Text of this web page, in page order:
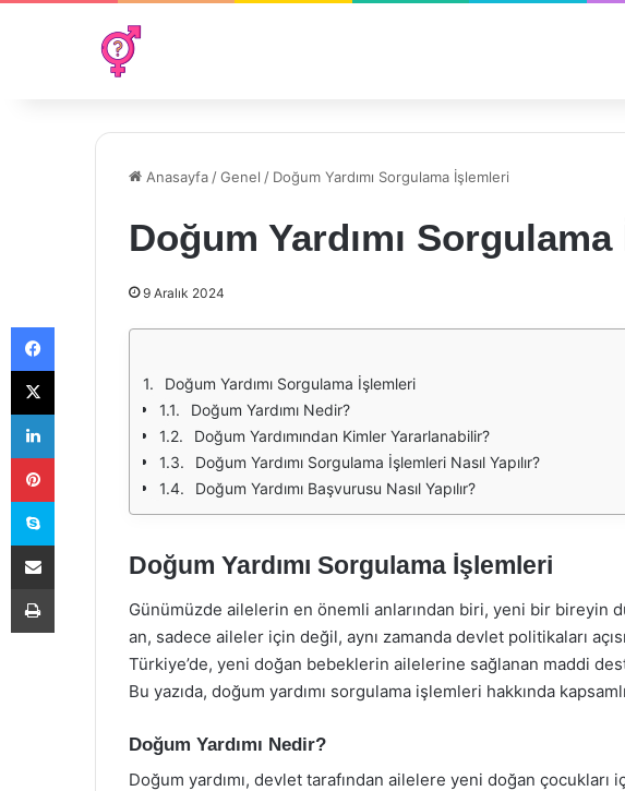
Anasayfa /Genel / Doğum Yardımı Sorgulama İşlemleri
Doğum Yardımı
9 Aralık 2024
Doğum Yardımı Sorgulama İşlemleri
Doğum Yardımı Nedir?
Doğum Yardımından Kimler Yararlanabilir?
Doğum Yardımı Sorgulama İşlemleri Nasıl Yapılır?
Doğum Yardımı Başvurusu Nasıl Yapılır?
Doğum Yardımı Sorgulama İşlemleri
Günümüzde ailelerin en önemli anlarından biri, yeni bir bireyin
an, sadece aileler için değil, aynı zamanda devlet politikaları
Türkiye’de, yeni doğan bebeklerin ailelerine sağlanan maddi
Bu yazıda, doğum yardımı sorgulama işlemleri hakkında
Doğum Yardımı Nedir?
Doğum yardımı, devlet tarafından ailelere yeni doğan
Facebook
X
LinkedIn
Pinterest
Skype
E-Posta ile paylaş